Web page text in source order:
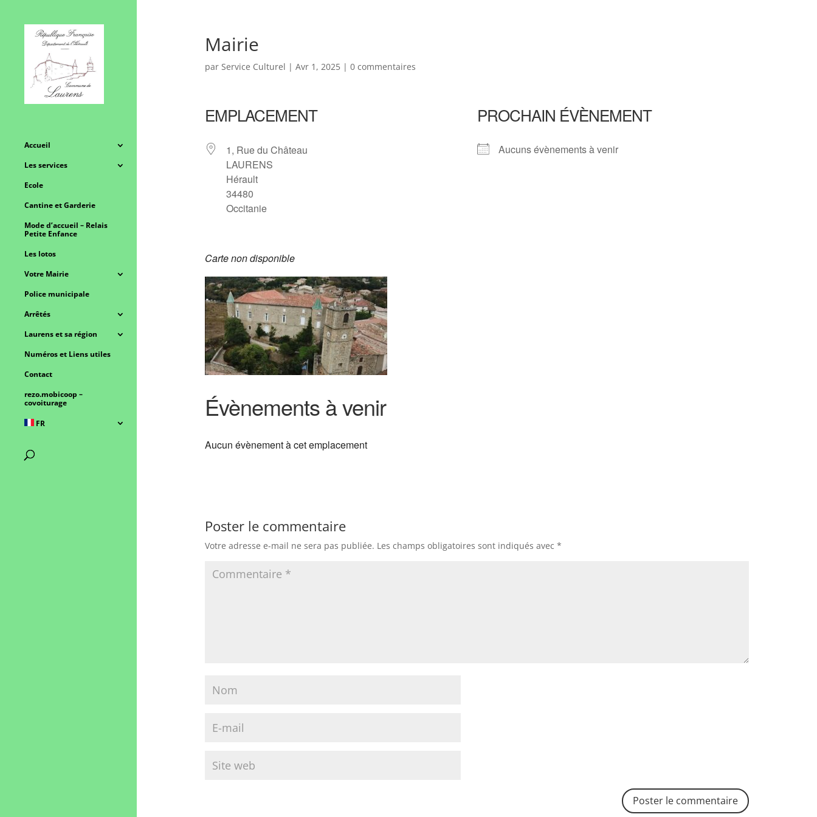
Accueil
Les services
Ecole
Cantine et Garderie
Mode d’accueil – Relais
Petite Enfance
Les lotos
Votre Mairie
Police municipale
Arrêtés
Laurens et sa région
Numéros et Liens utiles
Contact
rezo.mobicoop –
covoiturage
FR
Mairie
par Service Culturel | Avr 1, 2025| 0 commentaires
EMPLACEMENT
1, Rue du Château
LAURENS
Hérault
34480
Occitanie
PROCHAIN ÉVÈNEMENT
Aucuns évènements à venir
Carte non disponible
Évènements à venir
Aucun évènement à cet emplacement
Poster le commentaire
Votre adresse e-mail ne sera pas publiée. Les champs obligatoires sont indiqués avec *